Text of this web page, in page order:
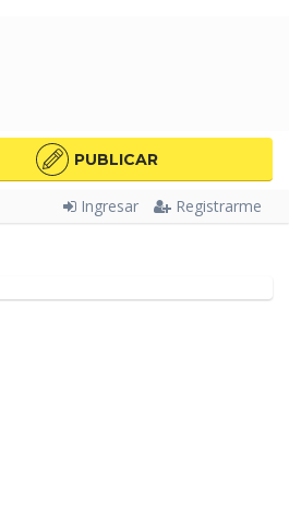
PUBLICAR
Ingresar Registrarme